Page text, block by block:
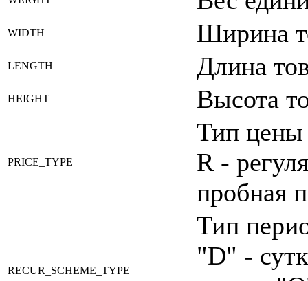
WIDTH Ширина
LENGTH Длина
HEIGHT Высота
PRICE_TYPE
Тип цены
R -
пробная
RECUR_SCHEME_TYPE
Тип
"D" -